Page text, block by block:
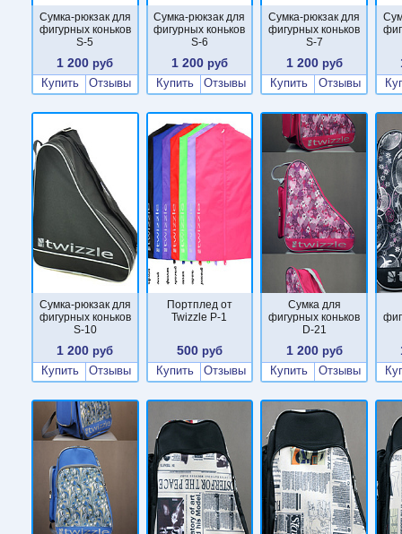
Сумка-рюкзак для
фигурных коньков
S-5
1 200 руб
Купить
Отзывы
Сумка-рюкзак для
фигурных коньков
S-6
1 200 руб
Купить
Отзывы
Сумка-рюкзак для
фигурных коньков
S-7
1 200руб
Купить
Отзывы
Сумка-рюкзак для
фигурных коньков
S-10
1 200 руб
Купить
Отзывы
Портплед от
Twizzle P-1
500 руб
Купить
Отзывы
Сумка для
фигурных коньков
D-21
1 200руб
Купить
Отзывы